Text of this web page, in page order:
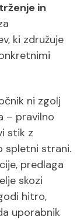
in
ki združuje
ni zgolj
– pravilno
stik z
spletni strani.
predlaga
skozi
hitro,
uporabnik